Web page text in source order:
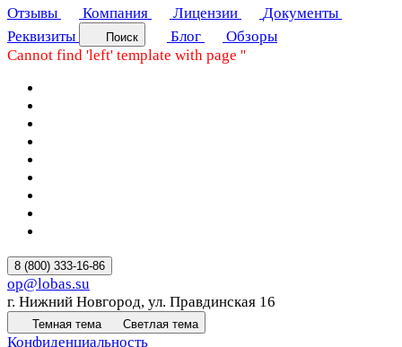
Отзывы
Компания Лицензии
Документы
Реквизиты
Поиск Блог
Обзоры
Cannot find 'left' template with page ''
8 (800) 333-16-86
op@lobas.su
г. Нижний Новгород, ул. Правдинская 16
Темная тема Светлая тема
Конфиденциальность